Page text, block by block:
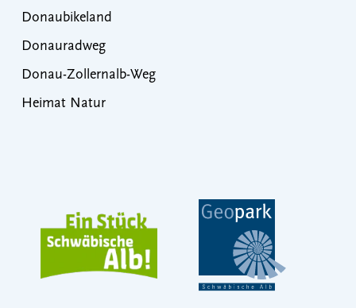
Donaubikeland
Donauradweg
Donau-Zollernalb-Weg
Heimat Natur